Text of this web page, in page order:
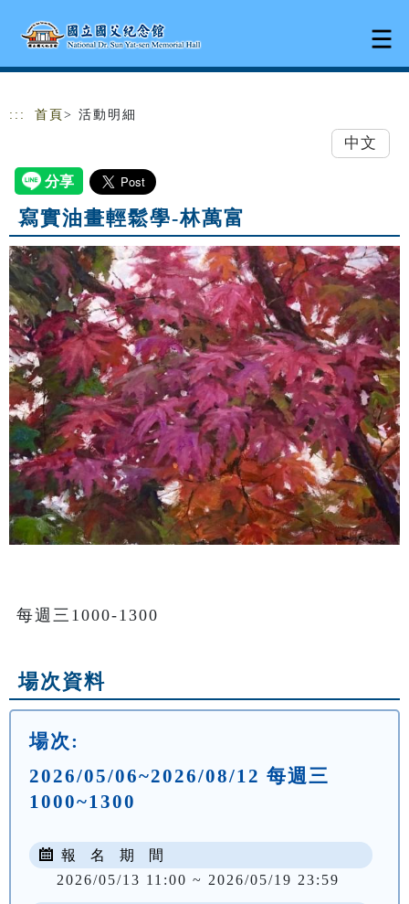
::: 首頁 > 活動明細
中文
寫實油畫輕鬆學-林萬富
每週三1000-1300
場次資料
場次:
2026/05/06~2026/08/12 每週三
1000~1300
報 名 期 間
2026/05/13 11:00 ~ 2026/05/19 23:59